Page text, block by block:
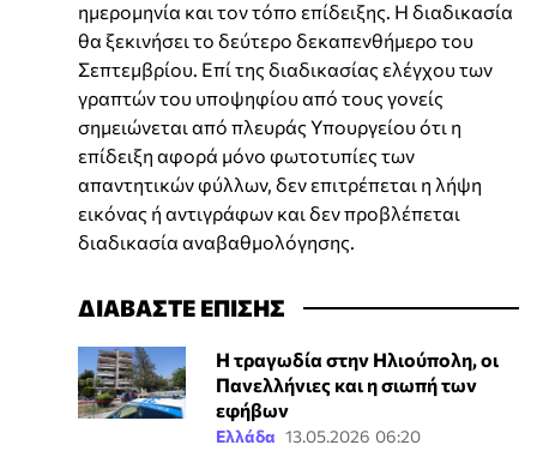
ημερομηνία και τον τόπο επίδειξης. Η διαδικασία
θα ξεκινήσει το δεύτερο δεκαπενθήμερο του
Σεπτεμβρίου. Επί της διαδικασίας ελέγχου των
γραπτών του υποψηφίου από τους γονείς
σημειώνεται από πλευράς Υπουργείου ότι η
επίδειξη αφορά μόνο φωτοτυπίες των
απαντητικών φύλλων, δεν επιτρέπεται η λήψη
εικόνας ή αντιγράφων και δεν προβλέπεται
διαδικασία αναβαθμολόγησης.
ΔΙΑΒΑΣΤΕ ΕΠΙΣΗΣ
Η τραγωδία στην Ηλιούπολη, οι
Πανελλήνιες και η σιωπή των
εφήβων
Ελλάδα 13.05.2026 06:20